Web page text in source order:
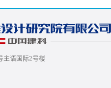
主语国际2号楼